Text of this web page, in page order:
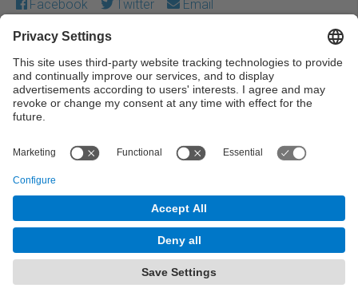
Facebook Twitter Email
Except where otherwise noted, content on this work is
licensed under a Creative Commons license:Attribution-
NonCommercial-NoDerivs 3.0 Spain
© UPC Universitat Politècnica de Catalunya ·
BarcelonaTech